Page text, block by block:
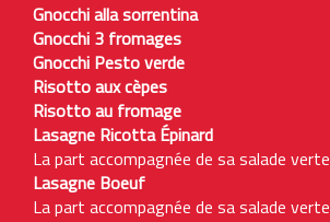
Gnocchi alla sorrentina
Gnocchi 3 fromages
Gnocchi Pesto verde
Risotto aux cèpes
Risotto au fromage
Lasagne Ricotta Épinard
La part accompagnée de sa salade verte
Lasagne Boeuf
La part accompagnée de sa salade verte